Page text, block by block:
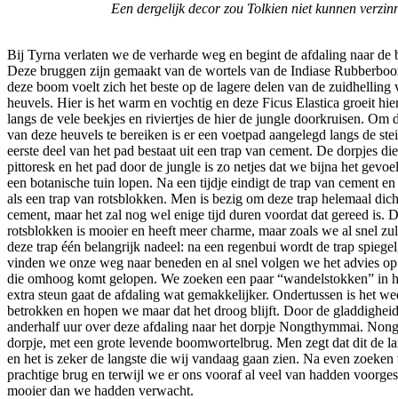
Een dergelijk decor zou Tolkien niet kunnen
Bij Tyrna verlaten we de verharde weg en begint de afdaling naar de
Deze bruggen zijn gemaakt van de wortels van de Indiase
deze boom voelt zich het beste op de lagere delen van de zuidhelling
heuvels. Hier is het warm en vochtig en deze Ficus Elastica groeit
langs de vele beekjes en riviertjes de hier de jungle doorkruisen. Om
van deze heuvels te bereiken is er een voetpad aangelegd langs de
eerste deel van het pad bestaat uit een trap van cement. De dorpjes
pittoresk en het pad door de jungle is zo netjes dat we bijna het
een botanische tuin lopen. Na een tijdje eindigt de trap van cement
als een trap van rotsblokken. Men is bezig om deze trap helemaal
cement, maar het zal nog wel enige tijd duren voordat dat gereed is.
rotsblokken is mooier en heeft meer charme, maar zoals we al snel
deze trap één belangrijk nadeel: na een regenbui wordt de trap
vinden we onze weg naar beneden en al snel volgen we het advies
die omhoog komt gelopen. We zoeken een paar “wandelstokken” in
extra steun gaat de afdaling wat gemakkelijker. Ondertussen is het
betrokken en hopen we maar dat het droog blijft. Door de
anderhalf uur over deze afdaling naar het dorpje Nongthymmai.
dorpje, met een grote levende boomwortelbrug. Men zegt dat dit de
en het is zeker de langste die wij vandaag gaan zien. Na even
prachtige brug en terwijl we er ons vooraf al veel van hadden
mooier dan we hadden verwacht.